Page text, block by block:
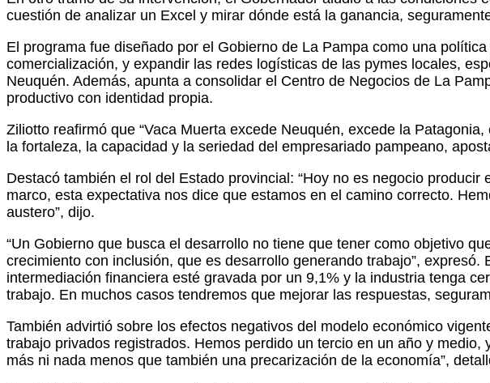
cuestión de analizar un Excel y mirar dónde está la ganancia,
El programa fue diseñado por el Gobierno de La Pampa como una
comercialización, y expandir las redes logísticas de las pymes locales,
Neuquén. Además, apunta a consolidar el Centro de Negocios de La
productivo con identidad propia.
Ziliotto reafirmó que “Vaca Muerta excede Neuquén, excede la
la fortaleza, la capacidad y la seriedad del empresariado pampeano,
Destacó también el rol del Estado provincial: “Hoy no es negocio
marco, esta expectativa nos dice que estamos en el camino correcto.
austero”, dijo.
“Un Gobierno que busca el desarrollo no tiene que tener como objetivo
crecimiento con inclusión, que es desarrollo generando trabajo”,
intermediación financiera esté gravada por un 9,1% y la industria tenga
trabajo. En muchos casos tendremos que mejorar las respuestas,
También advirtió sobre los efectos negativos del modelo económico
trabajo privados registrados. Hemos perdido un tercio en un año y
más ni nada menos que también una precarización de la economía”,